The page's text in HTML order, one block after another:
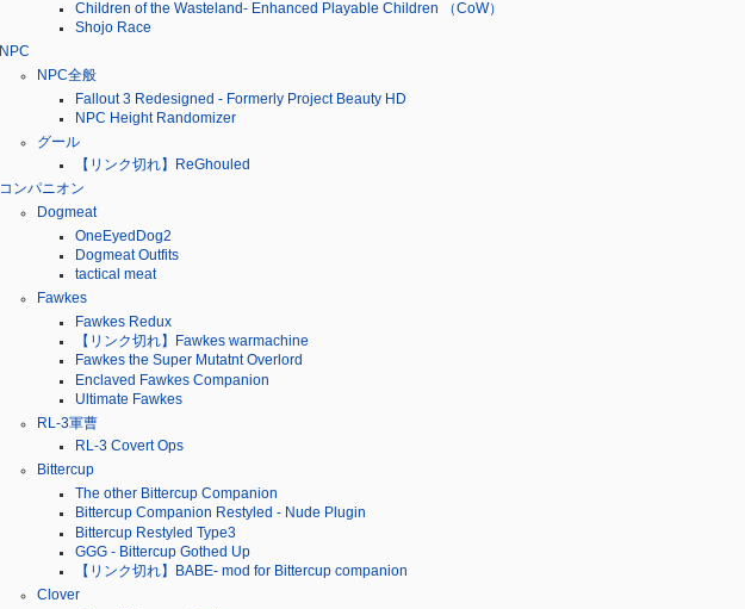
Children of the Wasteland- Enhanced Playable Children （CoW）
Shojo Race
NPC
NPC全般
Fallout 3 Redesigned - Formerly Project Beauty HD
NPC Height Randomizer
グール
【リンク切れ】ReGhouled
コンパニオン
Dogmeat
OneEyedDog2
Dogmeat Outfits
tactical meat
Fawkes
Fawkes Redux
【リンク切れ】Fawkes warmachine
Fawkes the Super Mutatnt Overlord
Enclaved Fawkes Companion
Ultimate Fawkes
RL-3軍曹
RL-3 Covert Ops
Bittercup
The other Bittercup Companion
Bittercup Companion Restyled - Nude Plugin
Bittercup Restyled Type3
GGG - Bittercup Gothed Up
【リンク切れ】BABE- mod for Bittercup companion
Clover